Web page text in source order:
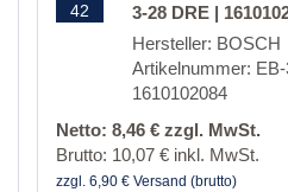
42
3-28 DRE |
Hersteller: BOSCH
Artikelnummer:
1610102084
Netto: 8,46 € zzgl. MwSt.
Brutto: 10,07 € inkl. MwSt.
zzgl. 6,90 € Versand (brutto)